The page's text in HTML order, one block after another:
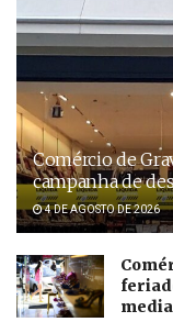
Comércio de
campanha de
4 DE AGOSTO DE 2026